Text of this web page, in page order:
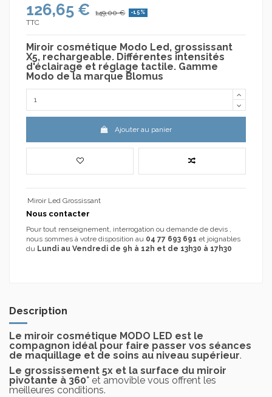
126,65 € 149,00 € -15%
TTC
Miroir cosmétique Modo Led, grossissant
X5, rechargeable. Différentes intensités
d'éclairage et réglage tactile. Gamme
Modo de la marque Blomus
Ajouter au panier
Miroir Led Grossissant
Nous contacter
Pour tout renseignement, interrogation ou demande de devis ,
nous sommes à votre disposition au 04 77 693 691 et joignables
du Lundi au Vendredi de 9h à 12h et de 13h30 à 17h30
Description
Le miroir cosmétique MODO LED est le
compagnon idéal pour faire passer vos séances
de maquillage et de soins au niveau supérieur.
Le grossissement 5x et la surface du miroir
pivotante à 360° et amovible vous offrent les
meilleures conditions.